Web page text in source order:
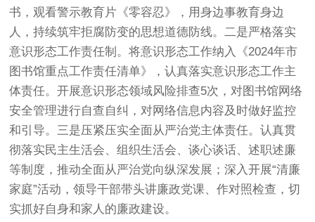
书，观看警示教育片《零容忍》，用身边事教育身边
人，持续筑牢拒腐防变的思想道德防线。二是严格落实
意识形态工作责任制。将意识形态工作纳入《2024年市
图书馆重点工作责任清单》，认真落实意识形态工作主
体责任。开展意识形态领域风险排查5次，对图书馆网络
安全管理进行自查自纠，对网络信息内容及时做好监控
和引导。三是压紧压实全面从严治党主体责任。认真贯
彻落实民主生活会、组织生活会、谈心谈话、述职述廉
等制度，推动全面从严治党向纵深发展；深入开展“清廉
家庭”活动，领导干部带头讲廉政党课、作对照检查，切
实抓好自身和家人的廉政建设。